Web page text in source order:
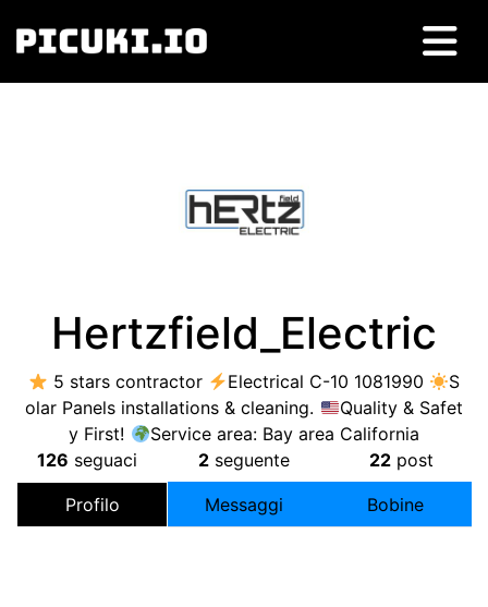
Hertzfield_Electric
5 stars contractor Electrical C-10 1081990
S
olar Panels installations &cleaning. Quality& Safet
y First! Service area: Bay area California
126 seguaci 2 seguente 22post
Profilo Messaggi Bobine